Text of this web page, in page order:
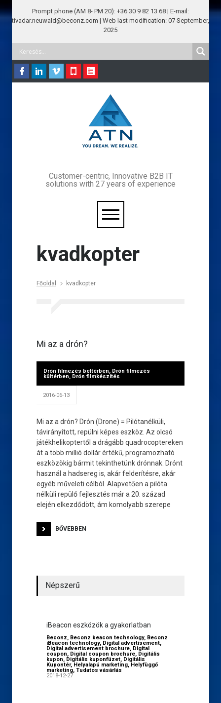
Prompt phone (AM 8- PM 20): +36 30 9 82 13 68 | E-mail:
tivadar.neuwald@beconz.com | Web last modification: 07 September,
2025
Customer-centric, Innovative B2B IT
solutions with 27 years of experience
kvadkopter
Főoldal kvadkopter
Mi az a drón?
Drón filmezés beltérben, Drón filmezés
kültérben, Drón filmkészítés
2016-06-13
Mi az a drón? Drón (Drone) = Pilótanélküli,
távirányított, repülni képes eszköz. Az olcsó
játékhelikoptertől a drágább quadrocoptereken
át a több millió dollár értékű, programozható
eszközökig bármit tekinthetünk drónnak. Drónt
használ a hadsereg is, akár felderítésre, akár
egyéb műveleti célból. Alapvetően a pilóta
nélküli repülő fejlesztés már a 20. század
elején elkezdődött, ám komolyabb szerepe
BŐVEBBEN
Népszerű
iBeacon eszközök a gyakorlatban
Beconz, Beconz beacon technology, Beconz
iBeacon technology, Digital advertisement,
Digital advertisement brochure, Digital
coupon, Digital coupon brochure, Digitális
kupon, Digitális kuponfüzet, Digitális
Kupontér, Helyalapú marketing, Helyfüggő
marketing, Tudatos vásárlás
2018-12-27